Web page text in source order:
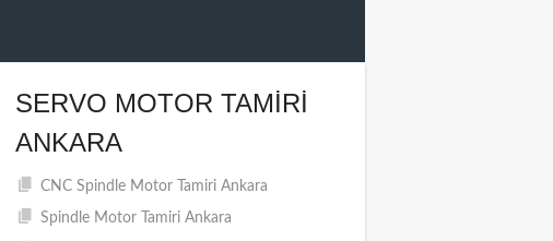
SERVO MOTOR TAMIRI
ANKARA
CNC Spindle Motor Tamiri Ankara
Spindle Motor Tamiri Ankara